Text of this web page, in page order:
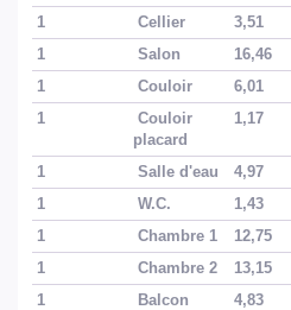
1
Cellier 3,51
1
Salon 16,46
1
Couloir 6,01
1
Couloir
placard
1,17
1 Salle d'eau 4,97
1
W.C. 1,43
1
Chambre 1 12,75
1
Chambre 2 13,15
1
Balcon 4,83